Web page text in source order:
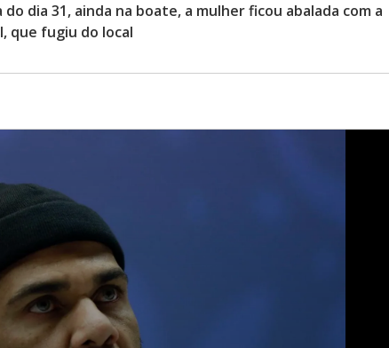
dia 31, ainda na boate, a mulher ficou abalada com a
que fugiu do local